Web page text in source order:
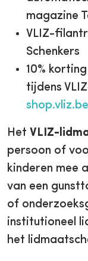
magazine
VLIZ-
Schenkers
10%
tijdens
shop.vliz.be
Het VLIZ-
persoon of
kinderen mee
van een
of
institutioneel
het